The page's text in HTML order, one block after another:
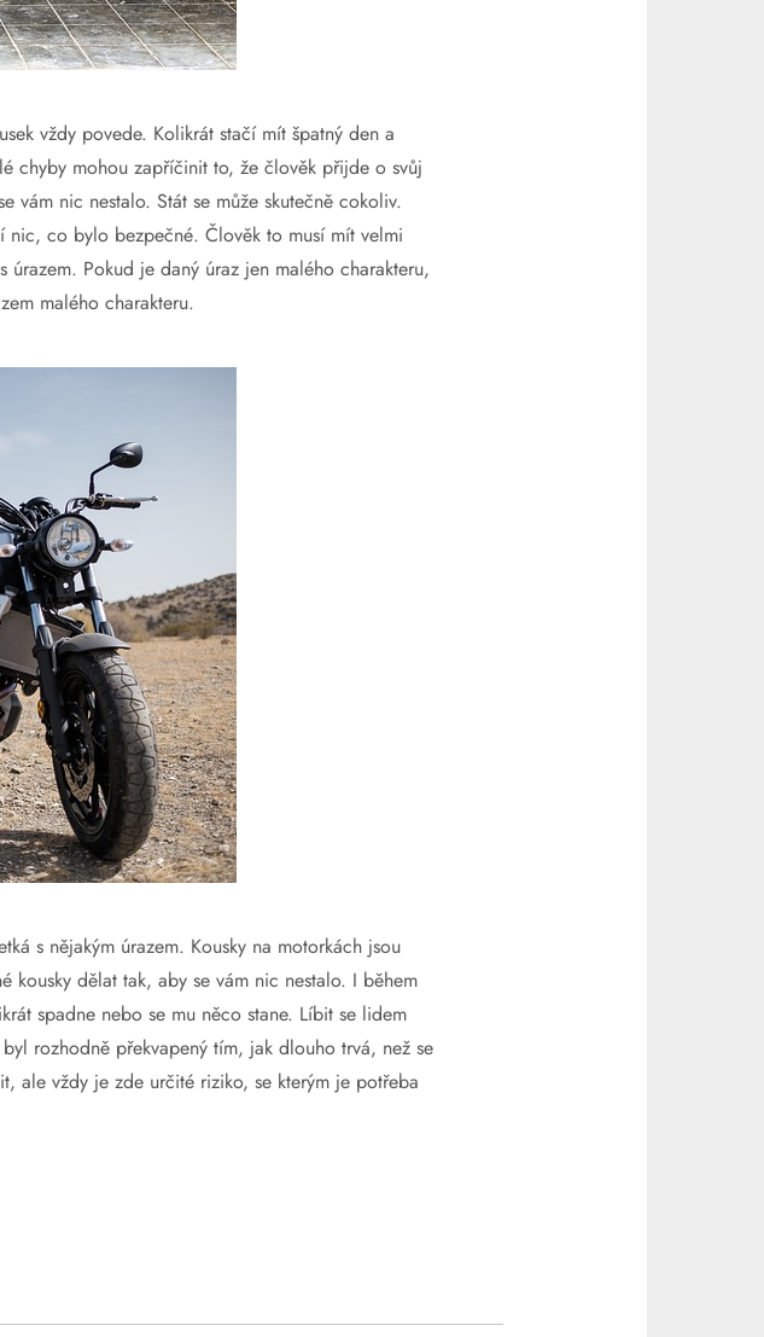
vždy povede. Kolikrát stačí mít špatný den a
chyby mohou zapříčinit to, že člověk přijde o svůj
nic nestalo. Stát se může skutečně cokoliv.
nic, co bylo bezpečné. Člověk to musí mít velmi
Pokud je daný úraz jen malého charakteru,
malého charakteru.
s nějakým úrazem. Kousky na motorkách jsou
kousky dělat tak, aby se vám nic nestalo. I během
spadne nebo se mu něco stane. Líbit se lidem
rozhodně překvapený tím, jak dlouho trvá, než se
ale vždy je zde určité riziko, se kterým je potřeba